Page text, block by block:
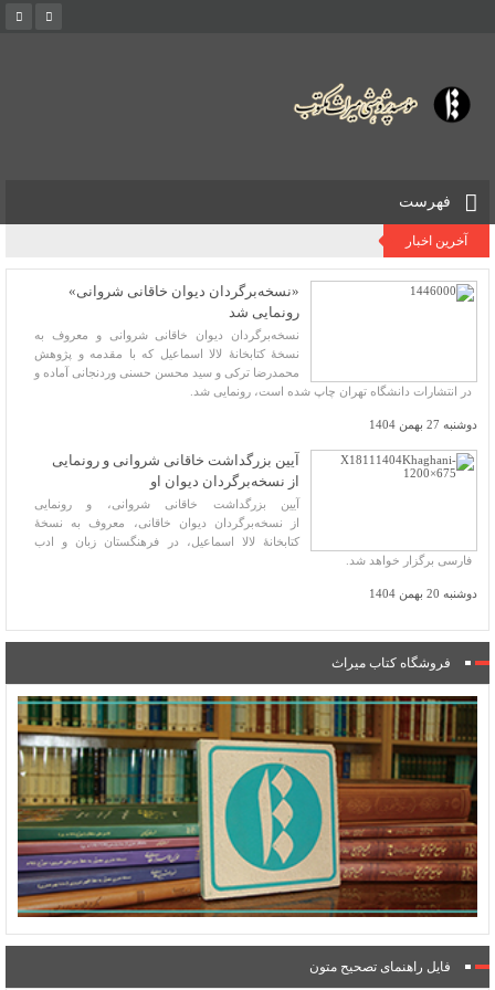
فهرست
آخرین اخبار
«نسخه‌برگردان دیوان خاقانی شروانی»
رونمایی شد
نسخه‌برگردان دیوان خاقانی شروانی و معروف به
نسخۀ کتابخانۀ لالا اسماعیل که با مقدمه و پژوهش
محمدرضا ترکی و سید محسن حسنی وردنجانی آماده و
در انتشارات دانشگاه تهران چاپ شده است، رونمایی شد.
دوشنبه 27 بهمن 1404
آیین بزرگداشت خاقانی شروانی و رونمایی
از نسخه‌برگردان دیوان او
آیین بزرگداشت خاقانی شروانی، و رونمایی
از نسخه‌برگردان دیوان خاقانی، معروف به نسخۀ
کتابخانۀ لالا اسماعیل، در فرهنگستان زبان و ادب
فارسی برگزار خواهد شد.
دوشنبه 20 بهمن 1404
فروشگاه کتاب میراث
فایل راهنمای تصحیح متون